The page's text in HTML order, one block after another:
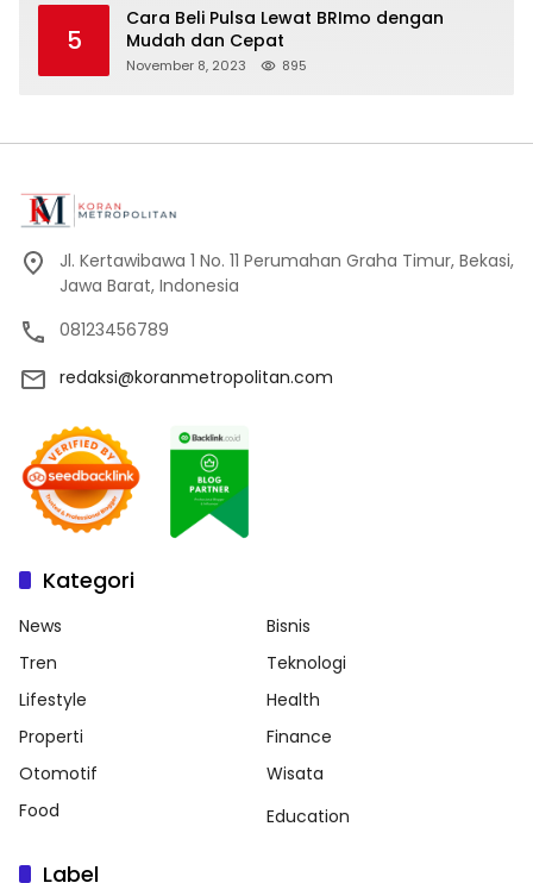
5
Cara Beli Pulsa Lewat BRImo dengan
Mudah dan Cepat
November 8, 2023 895
Jl. Kertawibawa 1 No. 11 Perumahan Graha Timur, Bekasi,
Jawa Barat, Indonesia
08123456789
redaksi@koranmetropolitan.com
Kategori
News
Bisnis
Tren
Teknologi
Lifestyle
Health
Properti
Finance
Otomotif
Wisata
Food
Education
Label